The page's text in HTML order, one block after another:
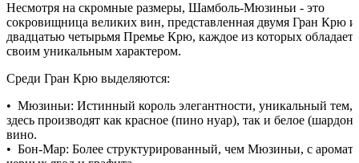
Несмотря на скромные размеры, Шамболь-Мюзиньи - это
сокровищница великих вин, представленная двумя Гран Крю и
двадцатью четырьмя Премье Крю, каждое из которых обладает
своим уникальным характером.
Среди Гран Крю выделяются:
• Мюзиньи: Истинный король элегантности, уникальный тем,
здесь производят как красное (пино нуар), так и белое
вино.
• Бон-Мар: Более структурированный, чем Мюзиньи, с